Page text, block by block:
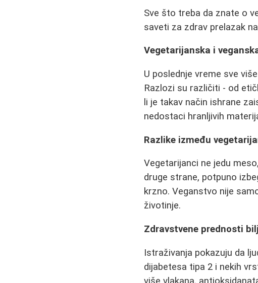
Sve što treba da znate o
saveti za zdrav prelazak
Vegetarijanska i
U poslednje vreme sve
Razlozi su različiti - od
li je takav način ishrane
nedostaci hranljivih
Razlike između
Vegetarijanci ne jedu
druge strane, potpuno
krzno. Veganstvo nije
životinje.
Zdravstvene prednosti
Istraživanja pokazuju da
dijabetesa tipa 2 i nekih